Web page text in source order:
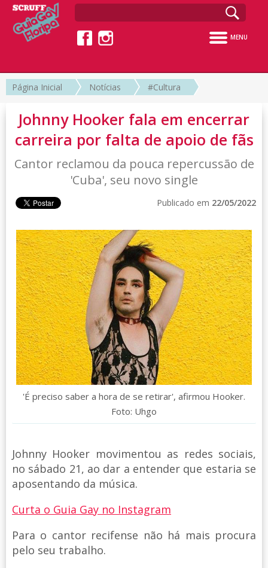
MENU
Página Inicial Notícias #Cultura
Johnny Hooker fala em encerrar
carreira por falta de apoio de fãs
Cantor reclamou da pouca repercussão de
'Cuba', seu novo single
Publicado em 22/05/2022
'É preciso saber a hora de se retirar', afirmou Hooker.
Foto: Uhgo
Johnny Hooker movimentou as redes sociais,
no sábado 21, ao dar a entender que estaria se
aposentando da música.
Curta o Guia Gay no Instagram
Para o cantor recifense não há mais procura
pelo seu trabalho.